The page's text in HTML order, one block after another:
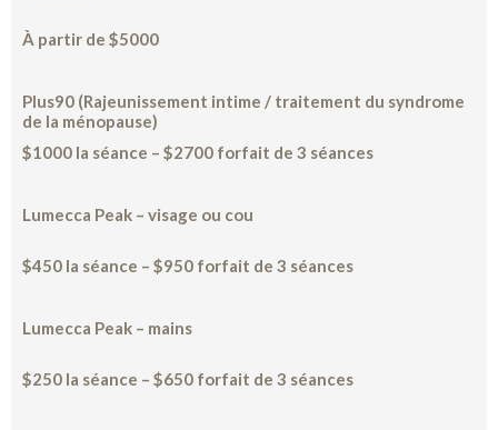
À partir de $5000
Plus90 (Rajeunissement intime / traitement du syndrome
de la ménopause)
$1000 la séance – $2700 forfait de 3 séances
Lumecca Peak – visage ou cou
$450 la séance – $950 forfait de 3 séances
Lumecca Peak – mains
$250 la séance – $650 forfait de 3 séances